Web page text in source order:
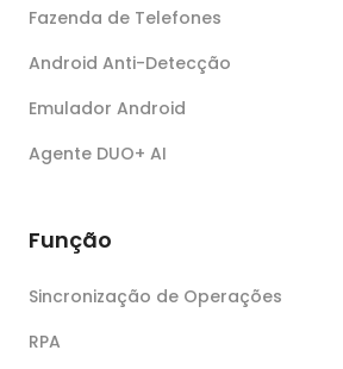
Fazenda de Telefones
Android Anti-Detecção
Emulador Android
Agente DUO+ AI
Função
Sincronização de Operações
RPA